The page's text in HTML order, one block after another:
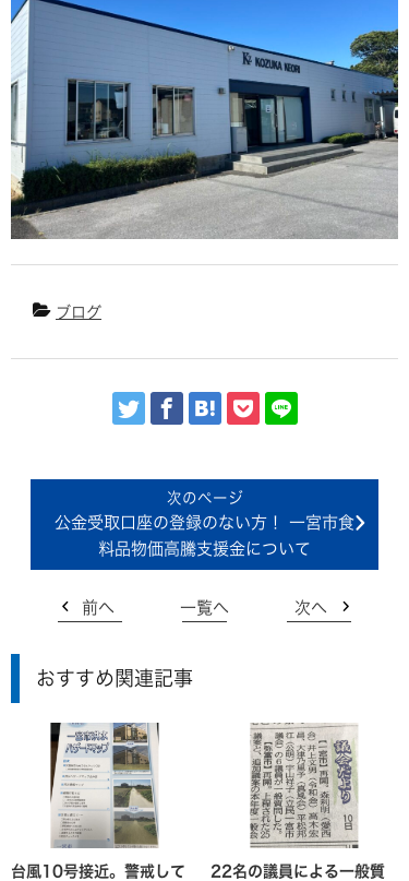
ブログ
公金受取口座の登録のない方！ 一宮市食
料品物価高騰支援金について
前へ 一覧へ 次へ
おすすめ関連記事
台風10号接近。警戒して 22名の議員による一般質